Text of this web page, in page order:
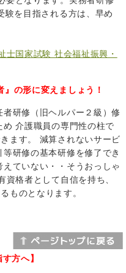
験を目指される方は、早め
士国家試験 社会福祉振興・
の形に変えましょう！
研修（旧ヘルパー２級）修
介護職員の専門性の柱で
ます。 減算されないサービ
研修の基本研修を修了でき
ていない・・そうおっしゃ
格者として自信を持ち、
ものとなります。
方へ】